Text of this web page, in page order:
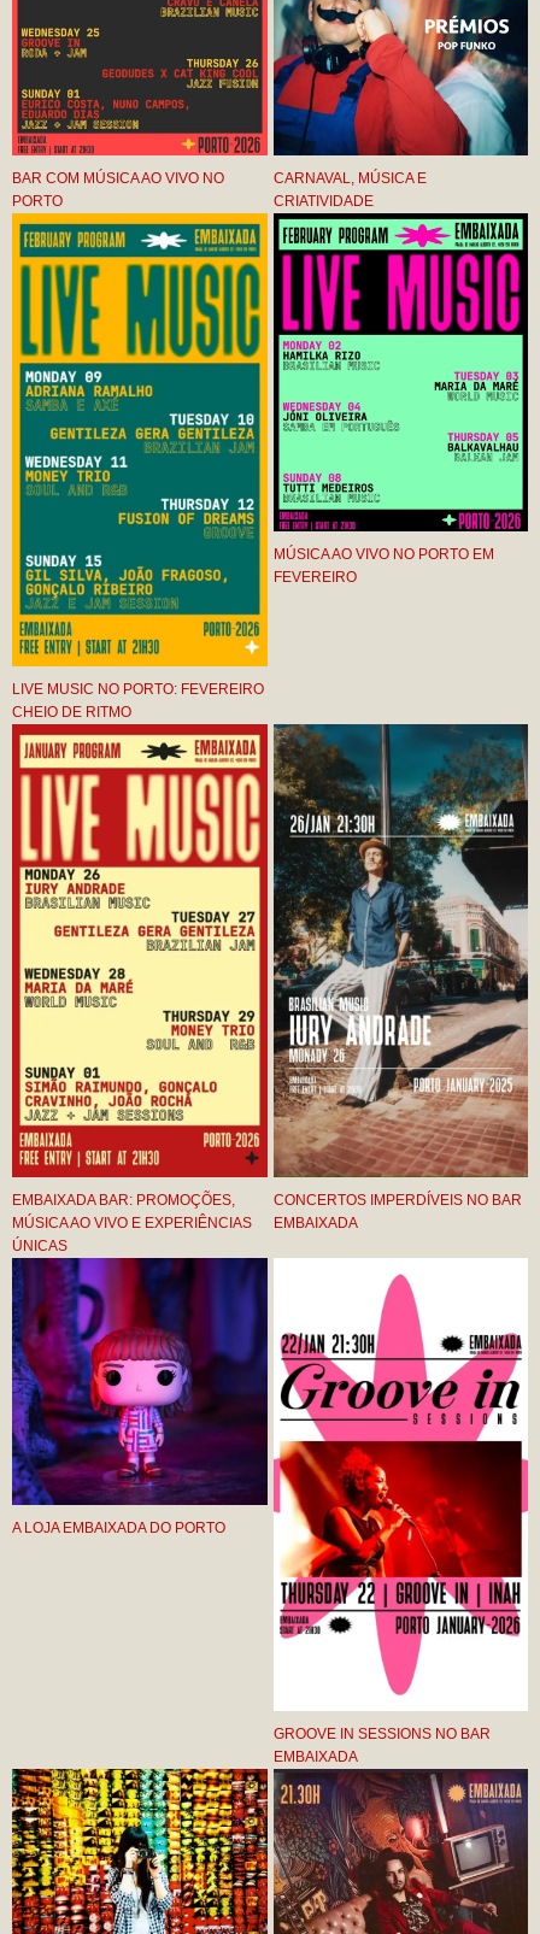
BAR COM MÚSICA AO VIVO NO
PORTO
CARNAVAL, MÚSICA E
CRIATIVIDADE
LIVE MUSIC NO PORTO: FEVEREIRO
CHEIO DE RITMO
MÚSICA AO VIVO NO PORTO EM
FEVEREIRO
EMBAIXADA BAR: PROMOÇÕES,
MÚSICA AO VIVO E EXPERIÊNCIAS
ÚNICAS
CONCERTOS IMPERDÍVEIS NO BAR
EMBAIXADA
A LOJA EMBAIXADA DO PORTO
GROOVE IN SESSIONS NO BAR
EMBAIXADA